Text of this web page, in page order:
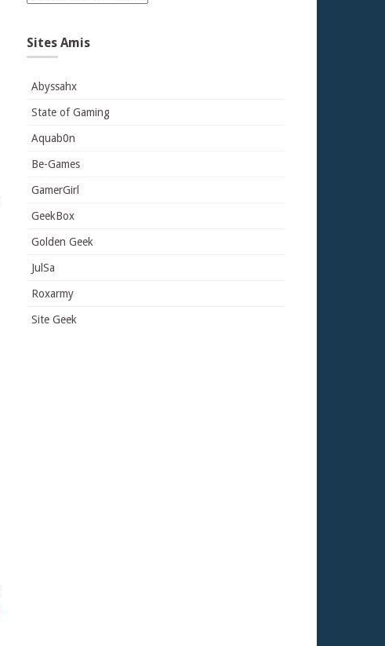
Sites Amis
Abyssahx
State of Gaming
Aquab0n
Be-Games
GamerGirl
GeekBox
Golden Geek
JulSa
Roxarmy
Site Geek